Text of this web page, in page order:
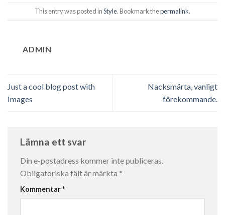
This entry was posted inStyle. Bookmark thepermalink.
ADMIN
Just a cool blog post with
Images
Nacksmärta, vanligt
förekommande.
Lämna ett svar
Din e-postadress kommer inte publiceras.
Obligatoriska fält är märkta *
Kommentar*